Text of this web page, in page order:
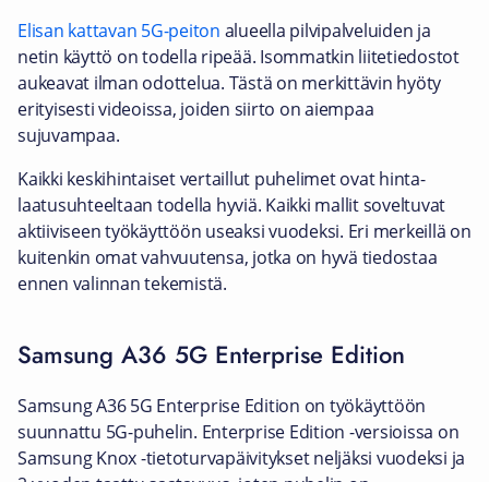
Elisan kattavan 5G-peiton alueella pilvipalveluiden ja
netin käyttö on todella ripeää. Isommatkin liitetiedostot
aukeavat ilman odottelua. Tästä on merkittävin hyöty
erityisesti videoissa, joiden siirto on aiempaa
sujuvampaa.
Kaikki keskihintaiset vertaillut puhelimet ovat hinta-
laatusuhteeltaan todella hyviä. Kaikki mallit soveltuvat
aktiiviseen työkäyttöön useaksi vuodeksi. Eri merkeillä on
kuitenkin omat vahvuutensa, jotka on hyvä tiedostaa
ennen valinnan tekemistä.
Samsung A36 5G Enterprise Edition
Samsung A36 5G Enterprise Edition on työkäyttöön
suunnattu 5G-puhelin. Enterprise Edition -versioissa on
Samsung Knox -tietoturvapäivitykset neljäksi vuodeksi ja